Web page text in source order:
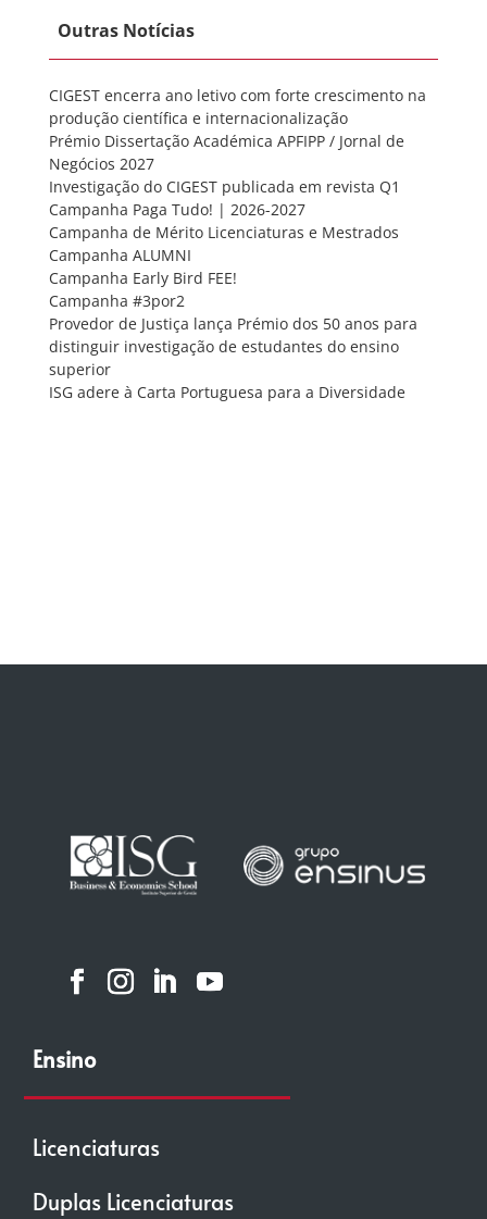
Outras Notícias
CIGEST encerra ano letivo com forte crescimento na
produção científica e internacionalização
Prémio Dissertação Académica APFIPP / Jornal de
Negócios 2027
Investigação do CIGEST publicada em revista Q1
Campanha Paga Tudo! | 2026-2027
Campanha de Mérito Licenciaturas e Mestrados
Campanha ALUMNI
Campanha Early Bird FEE!
Campanha #3por2
Provedor de Justiça lança Prémio dos 50 anos para
distinguir investigação de estudantes do ensino
superior
ISG adere à Carta Portuguesa para a Diversidade
Ensino
Licenciaturas
Duplas Licenciaturas